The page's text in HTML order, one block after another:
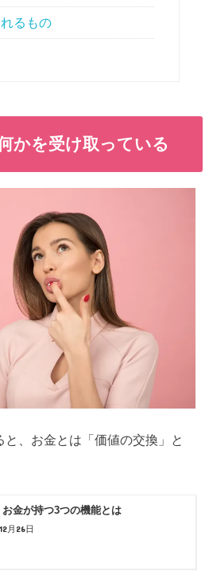
るもの
かを受け取っている
と、お金とは「価値の交換」と
お金が持つ3つの機能とは
月26日